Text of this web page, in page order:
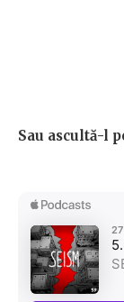
Sau ascultă-l